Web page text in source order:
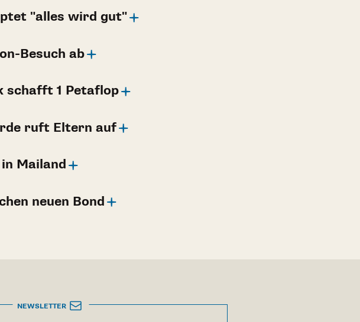
"alles wird gut"
Besuch ab
schafft 1 Petaflop
ruft Eltern auf
Mailand
neuen Bond
NEWSLETTER